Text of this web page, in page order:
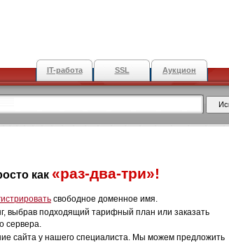
IT-работа SSL Аукцион
как «раз-два-три»!
свободное доменное имя.
выбрав подходящий тарифный план или заказать
сервера.
сайта у нашего специалиста. Мы можем предложить